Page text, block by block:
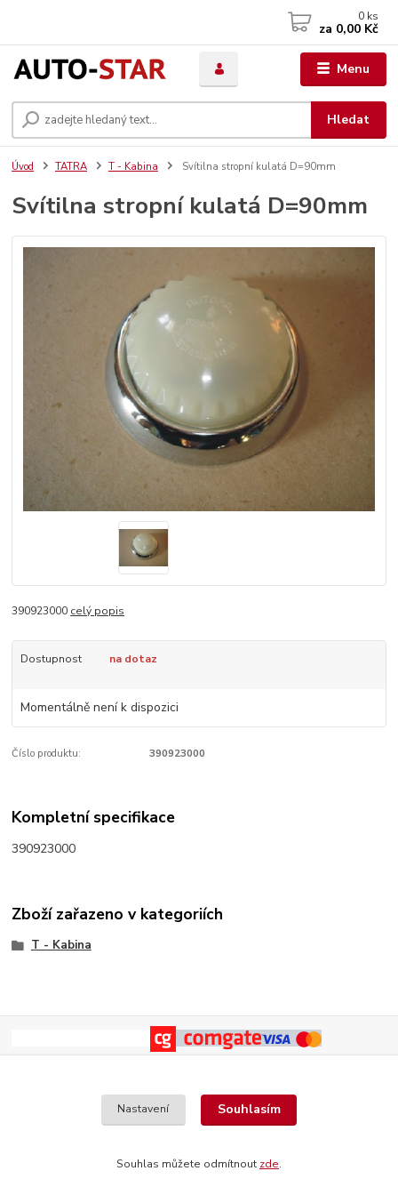
Menu
Hledat
0 ks
za 0,00 Kč
Úvod TATRA T - Kabina Svítilna stropní kulatá D=90mm
Svítilna stropní kulatá D=90mm
390923000 celý popis
Dostupnost na dotaz
Momentálně není k dispozici
Číslo produktu: 390923000
Kompletní specifikace
390923000
Zboží zařazeno v kategoriích
T - Kabina
Nastavení Souhlasím
Souhlas můžete odmítnout zde.